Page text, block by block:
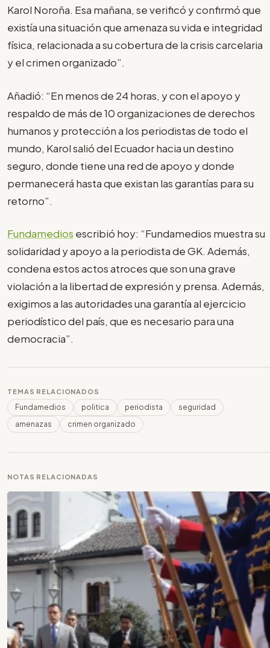
Karol Noroña. Esa mañana, se verificó y confirmó que
existía una situación que amenaza su vida e integridad
física, relacionada a su cobertura de la crisis carcelaria
y el crimen organizado”.
Añadió: “En menos de 24 horas, y con el apoyo y
respaldo de más de 10 organizaciones de derechos
humanos y protección a los periodistas de todo el
mundo, Karol salió del Ecuador hacia un destino
seguro, donde tiene una red de apoyo y donde
permanecerá hasta que existan las garantías para su
retorno”.
Fundamedios escribió hoy: “Fundamedios muestra su
solidaridad y apoyo a la periodista de GK. Además,
condena estos actos atroces que son una grave
violación a la libertad de expresión y prensa. Además,
exigimos a las autoridades una garantía al ejercicio
periodístico del país, que es necesario para una
democracia”.
TEMAS RELACIONADOS
Fundamedios politica periodista
seguridad
amenazas
crimen organizado
NOTAS RELACIONADAS